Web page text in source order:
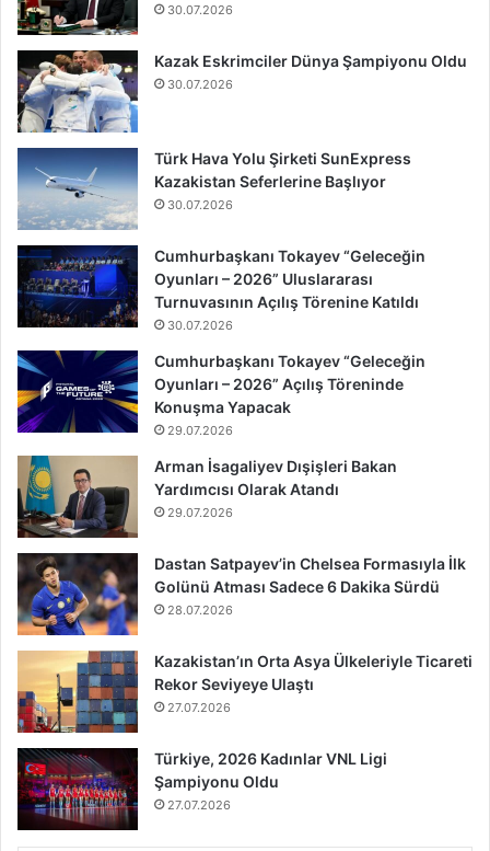
30.07.2026
Kazak Eskrimciler Dünya Şampiyonu Oldu
30.07.2026
Türk Hava Yolu Şirketi SunExpress
Kazakistan Seferlerine Başlıyor
30.07.2026
Cumhurbaşkanı Tokayev “Geleceğin
Oyunları – 2026” Uluslararası
Turnuvasının Açılış Törenine Katıldı
30.07.2026
Cumhurbaşkanı Tokayev “Geleceğin
Oyunları – 2026” Açılış Töreninde
Konuşma Yapacak
29.07.2026
Arman İsagaliyev Dışişleri Bakan
Yardımcısı Olarak Atandı
29.07.2026
Dastan Satpayev’in Chelsea Formasıyla İlk
Golünü Atması Sadece 6 Dakika Sürdü
28.07.2026
Kazakistan’ın Orta Asya Ülkeleriyle Ticareti
Rekor Seviyeye Ulaştı
27.07.2026
Türkiye, 2026 Kadınlar VNL Ligi
Şampiyonu Oldu
27.07.2026